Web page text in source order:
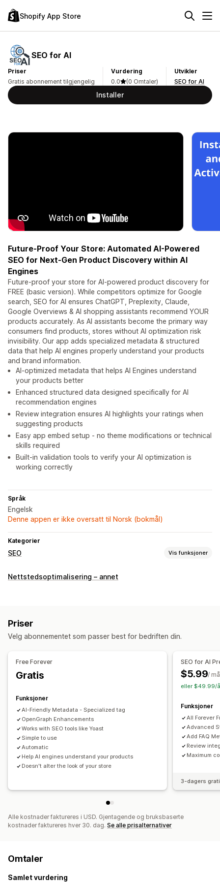
Shopify App Store
SEO for AI
Priser
Gratis abonnement tilgjengelig
Vurdering
0.0
(0 Omtaler)
Utvikler
SEO for AI
Installer
Future-Proof Your Store: Automated AI-Powered
SEO for Next-Gen Product Discovery within AI
Engines
Future-proof your store for AI-powered product discovery for
FREE (basic version). While competitors optimize for Google
search, SEO for AI ensures ChatGPT, Preplexity, Claude,
Google Overviews & AI shopping assistants recommend YOUR
products accurately. As AI assistants become the primary way
consumers find products, stores without AI optimization risk
invisibility. Our app adds specialized metadata & structured
data that help AI engines properly understand your products
and brand information.
AI-optimized metadata that helps AI Engines understand
your products better
Enhanced structured data designed specifically for AI
recommendation engines
Review integration ensures AI highlights your ratings when
suggesting products
Easy app embed setup - no theme modifications or technical
skills required
Built-in validation tools to verify your AI optimization is
working correctly
Språk
Engelsk
Denne appen er ikke oversatt til Norsk (bokmål)
Kategorier
SEO Vis funksjoner
SEO-verktøy
Overvåkning av ytelse
Trafikk til nettstedet
Nettstedsoptimalisering – annet
Priser
Velg abonnementet som passer best for bedriften din.
Free Forever
Gratis
Funksjoner
AI-Friendly Metadata - Specialized tag
OpenGraph Enhancements
Works with SEO tools like Yoast
Simple to use
Automatic
Help AI engines understand your products
Doesn't alter the look of your store
SEO for AI
$5.99/
eller $49.99/
Funksjoner
All Forever
Advanced
Add FAQ
Review
Maximum
3-dagers
Alle kostnader faktureres i USD. Gjentagende og bruksbaserte
kostnader faktureres hver 30. dag. Se alle prisalternativer
Omtaler
Samlet vurdering